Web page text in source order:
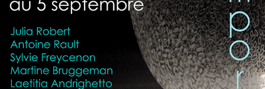
ARNAGA 2019